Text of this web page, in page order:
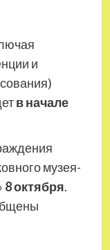
и
в начале
музея-
8 октября.